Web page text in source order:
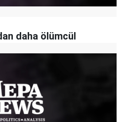
daha ölümcül